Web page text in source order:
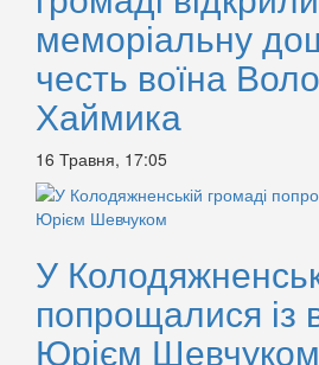
меморіальну
честь воїна
Хаймика
16 Травня, 17:05
У
попрощалися із
Юрієм Шевчуком